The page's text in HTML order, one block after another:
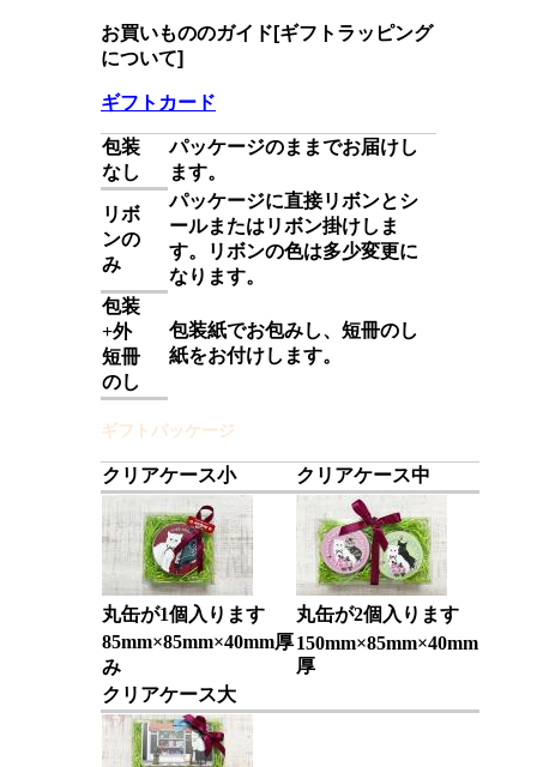
お買いもののガイド[ギフトラッピング
について]
ギフトカード
包装
なし
パッケージのままでお届けし
ます。
リボ
ンの
み
パッケージに直接リボンとシ
ールまたはリボン掛けしま
す。リボンの色は多少変更に
なります。
包装
+外
短冊
のし
包装紙でお包みし、短冊のし
紙をお付けします。
ギフトパッケージ
クリアケース小 クリアケース中
丸缶が1個入ります
丸缶が2個入ります
85mm×85mm×40mm厚
み
150mm×85mm×40mm
厚
クリアケース大